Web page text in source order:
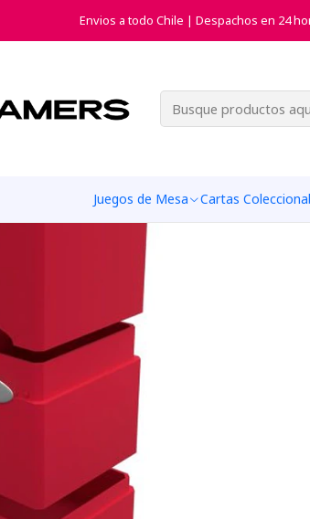
Juegos de Mesa Cartas
Envios a todo Chile | Despachos en 24
Inicio Accesorios